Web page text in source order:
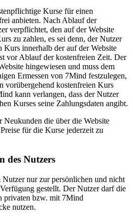
Kurse für einen
anbieten. Nach Ablauf der
verpflichtet, den auf der Website
zu zahlen, es sei denn, der Nutzer
Kurs innerhalb der auf der Website
vor Ablauf der kostenfreien Zeit. Der
hingewiesen und muss dem
Ermessen von 7Mind festzulegen,
vorübergehend kostenfreien Kurs
kann verlangen, dass der Nutzer
Kurses seine Zahlungsdaten angibt.
die über die Website
für die Kurse jederzeit zu
des Nutzers
nur zur persönlichen und nicht
gestellt. Der Nutzer darf die
privaten bzw. mit 7Mind
nutzen.